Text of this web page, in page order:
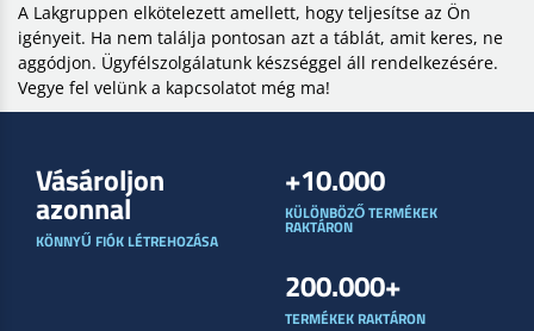
A Lakgruppen elkötelezett amellett, hogy teljesítse az Ön
igényeit. Ha nem találja pontosan azt a táblát, amit keres, ne
aggódjon. Ügyfélszolgálatunk készséggel áll rendelkezésére.
Vegye fel velünk a kapcsolatot még ma!
Vásároljon
azonnal
KÖNNYŰ FIÓK LÉTREHOZÁSA
+10.000
KÜLÖNBÖZŐ TERMÉKEK
RAKTÁRON
200.000+
TERMÉKEK RAKTÁRON